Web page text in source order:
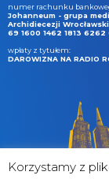
numer rachunku
Johanneum - grupa
Archidiecezji
69 1600 1462 1813
wpłaty z tytułem:
DAROWIZNA NA RADIO
Korzystamy z